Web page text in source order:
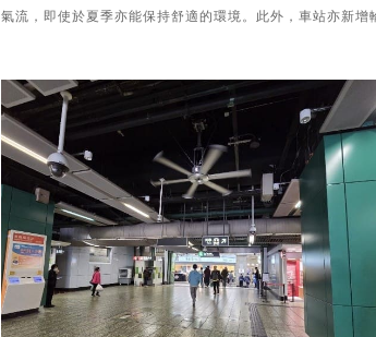
氣流，即使於夏季亦能保持舒適的環境。此外，車站亦新增